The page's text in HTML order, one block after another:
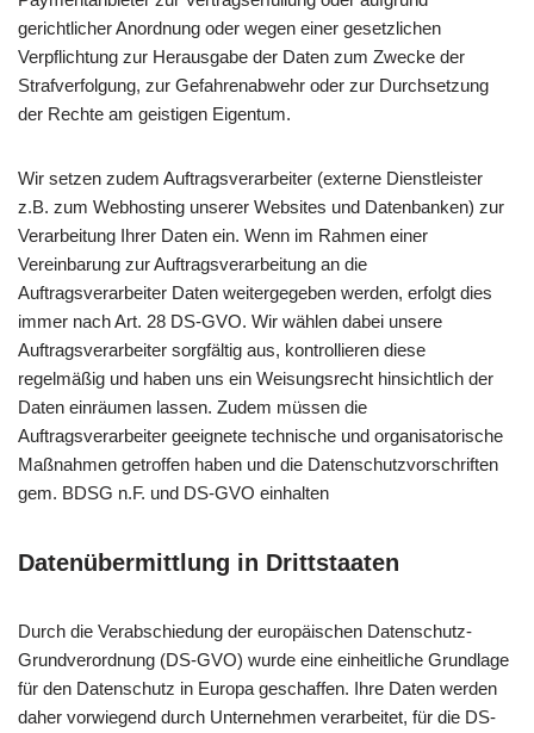
gerichtlicher Anordnung oder wegen einer gesetzlichen
Verpflichtung zur Herausgabe der Daten zum Zwecke der
Strafverfolgung, zur Gefahrenabwehr oder zur Durchsetzung
der Rechte am geistigen Eigentum.
Wir setzen zudem Auftragsverarbeiter (externe Dienstleister
z.B. zum Webhosting unserer Websites und Datenbanken) zur
Verarbeitung Ihrer Daten ein. Wenn im Rahmen einer
Vereinbarung zur Auftragsverarbeitung an die
Auftragsverarbeiter Daten weitergegeben werden, erfolgt dies
immer nach Art. 28 DS-GVO. Wir wählen dabei unsere
Auftragsverarbeiter sorgfältig aus, kontrollieren diese
regelmäßig und haben uns ein Weisungsrecht hinsichtlich der
Daten einräumen lassen. Zudem müssen die
Auftragsverarbeiter geeignete technische und organisatorische
Maßnahmen getroffen haben und die Datenschutzvorschriften
gem. BDSG n.F. und DS-GVO einhalten
Datenübermittlung in Drittstaaten
Durch die Verabschiedung der europäischen Datenschutz-
Grundverordnung (DS-GVO) wurde eine einheitliche Grundlage
für den Datenschutz in Europa geschaffen. Ihre Daten werden
daher vorwiegend durch Unternehmen verarbeitet, für die DS-